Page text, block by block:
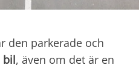
den parkerade och
bil, även om det är en